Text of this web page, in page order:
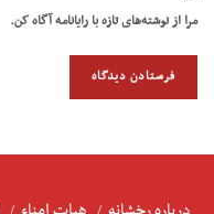
مرا از نوشته‌های تازه با رایانامه آگاه کن.